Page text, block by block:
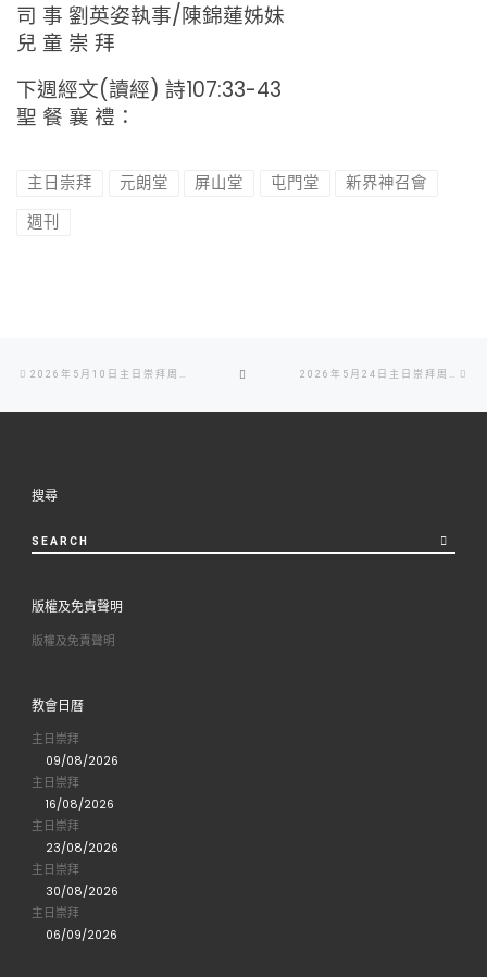
司 事 劉英姿執事/陳錦蓮姊妹
兒 童 崇 拜
下週經文(讀經) 詩107:33-43
聖 餐 襄 禮：
主日崇拜 元朗堂 屏山堂 屯門堂 新界神召會
週刊
Post
Previous
2026年5月10日主日崇拜周刊
TO
2026年5月24日主日崇拜周刊
搜尋
SEARCH
版權及免責聲明
版權及免責聲明
教會日曆
主日崇拜
09/08/2026
主日崇拜
16/08/2026
主日崇拜
23/08/2026
主日崇拜
30/08/2026
主日崇拜
06/09/2026